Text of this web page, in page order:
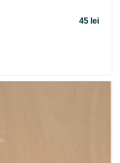
45 lei